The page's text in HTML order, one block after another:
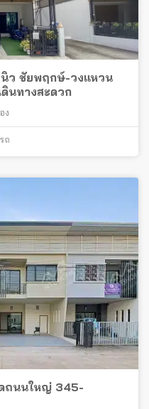
นิว ชัยพฤกษ์-วงแหวน
นทางสะดวก
ง
ถ
ถนนใหญ่ 345-